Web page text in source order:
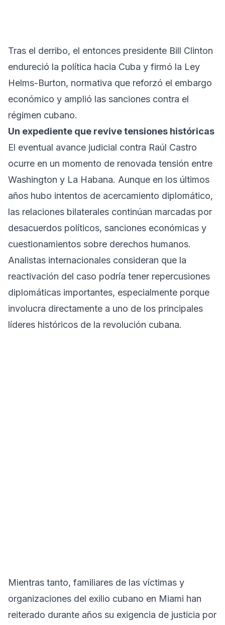
Tras el derribo, el entonces presidente Bill Clinton
endureció la política hacia Cuba y firmó la Ley
Helms-Burton, normativa que reforzó el embargo
económico y amplió las sanciones contra el
régimen cubano.
Un expediente que revive tensiones históricas
El eventual avance judicial contra Raúl Castro
ocurre en un momento de renovada tensión entre
Washington y La Habana. Aunque en los últimos
años hubo intentos de acercamiento diplomático,
las relaciones bilaterales continúan marcadas por
desacuerdos políticos, sanciones económicas y
cuestionamientos sobre derechos humanos.
Analistas internacionales consideran que la
reactivación del caso podría tener repercusiones
diplomáticas importantes, especialmente porque
involucra directamente a uno de los principales
líderes históricos de la revolución cubana.
Mientras tanto, familiares de las víctimas y
organizaciones del exilio cubano en Miami han
reiterado durante años su exigencia de justicia por